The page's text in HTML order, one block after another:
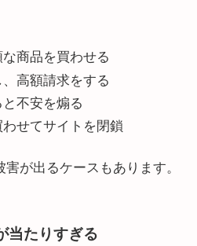
商品を買わせる
高額請求をする
不安を煽る
せてサイトを閉鎖
が出るケースもあります。
当たりすぎる